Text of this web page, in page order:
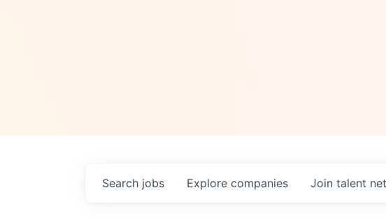
Search jobs Explore companies Join talent